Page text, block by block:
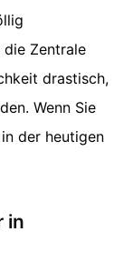
die Zentrale
drastisch,
Wenn Sie
der heutigen
in